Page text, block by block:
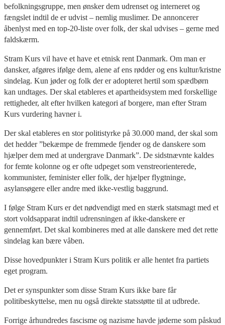
befolkningsgruppe, men ønsker dem udrenset og interneret og
fængslet indtil de er udvist – nemlig muslimer. De annoncerer
åbenlyst med en top-20-liste over folk, der skal udvises – gerne med
faldskærm.
Stram Kurs vil have et have et etnisk rent Danmark. Om man er
dansker, afgøres ifølge dem, alene af ens rødder og ens kultur/kristne
sindelag. Kun jøder og folk der er adopteret hertil som spædbørn
kan undtages. Der skal etableres et apartheidsystem med forskellige
rettigheder, alt efter hvilken kategori af borgere, man efter Stram
Kurs vurdering havner i.
Der skal etableres en stor politistyrke på 30.000 mand, der skal som
det hedder ”bekæmpe de fremmede fjender og de danskere som
hjælper dem med at undergrave Danmark”. De sidstnævnte kaldes
for femte kolonne og er ofte udpeget som venstreorienterede,
kommunister, feminister eller folk, der hjælper flygtninge,
asylansøgere eller andre med ikke-vestlig baggrund.
I følge Stram Kurs er det nødvendigt med en stærk statsmagt med et
stort voldsapparat indtil udrensningen af ikke-danskere er
gennemført. Det skal kombineres med at alle danskere med det rette
sindelag kan bære våben.
Disse hovedpunkter i Stram Kurs politik er alle hentet fra partiets
eget program.
Det er synspunkter som disse Stram Kurs ikke bare får
politibeskyttelse, men nu også direkte statsstøtte til at udbrede.
Forrige århundredes fascisme og nazisme havde jøderne som påskud